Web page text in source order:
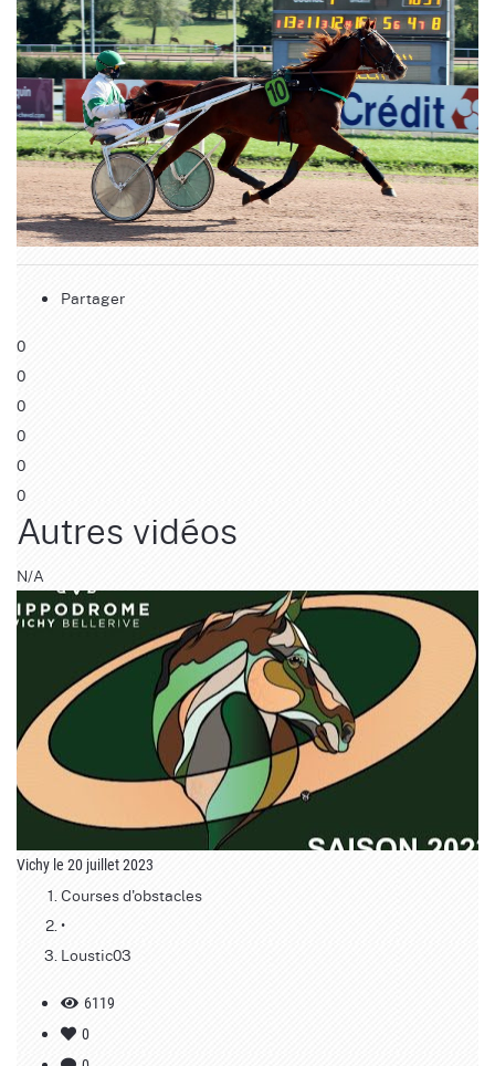
Partager
0
0
0
0
0
0
Autres vidéos
N/A
Vichy le 20 juillet 2023
Courses d'obstacles
•
Loustic03
6119
0